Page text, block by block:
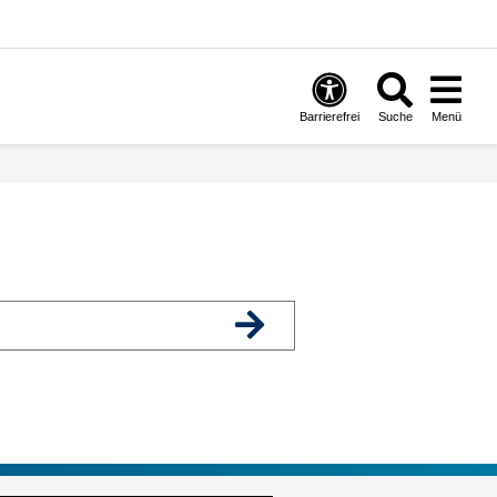
Barrierefrei Suche Menü